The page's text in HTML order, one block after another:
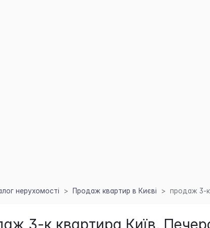
нерухомості Продаж квартир в Києві продаж 3-к
3-к квартира Київ,